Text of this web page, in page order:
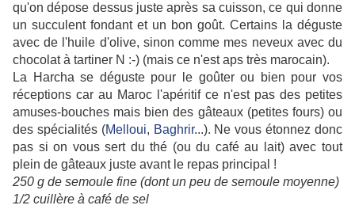
qu'on dépose dessus juste après sa cuisson, ce qui donne
un succulent fondant et un bon goût. Certains la déguste
avec de l'huile d'olive, sinon comme mes neveux avec du
chocolat à tartiner N :-) (mais ce n'est aps très marocain).
La Harcha se déguste pour le goûter ou bien pour vos
réceptions car au Maroc l'apéritif ce n'est pas des petites
amuses-bouches mais bien des gâteaux (petites fours) ou
des spécialités (Melloui, Baghrir...). Ne vous étonnez donc
pas si on vous sert du thé (ou du café au lait) avec tout
plein de gâteaux juste avant le repas principal !
250 g de semoule fine (dont un peu de semoule moyenne)
1/2 cuillère à café de sel